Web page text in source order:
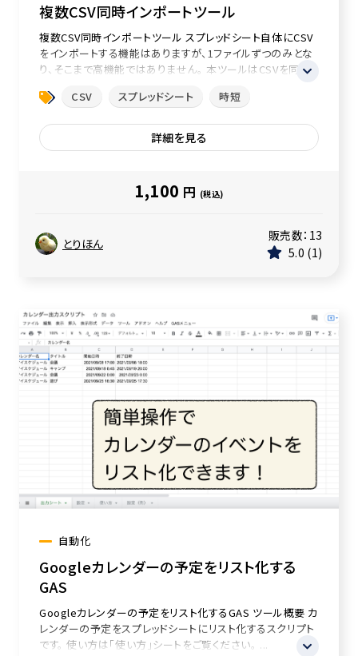
複数CSV同時インポートツール
複数CSV同時インポートツール スプレッドシート自体にCSV
をインポートする機能はありますが、1ファイルずつのみとな
り、そこまで高機能ではありません。 本ツールはCSVを同時
CSV スプレッドシート 時短
詳細を見る
1,100 円 (税込)
とりほん
販売数： 13
5.0 1
自動化
Googleカレンダーの予定をリスト化する
GAS
Googleカレンダーの予定をリスト化するGAS ツール概要 カ
レンダーの予定をスプレッドシートにリスト化するスクリプト
です。 使い方は「使い方」シートをご覧ください。 ...